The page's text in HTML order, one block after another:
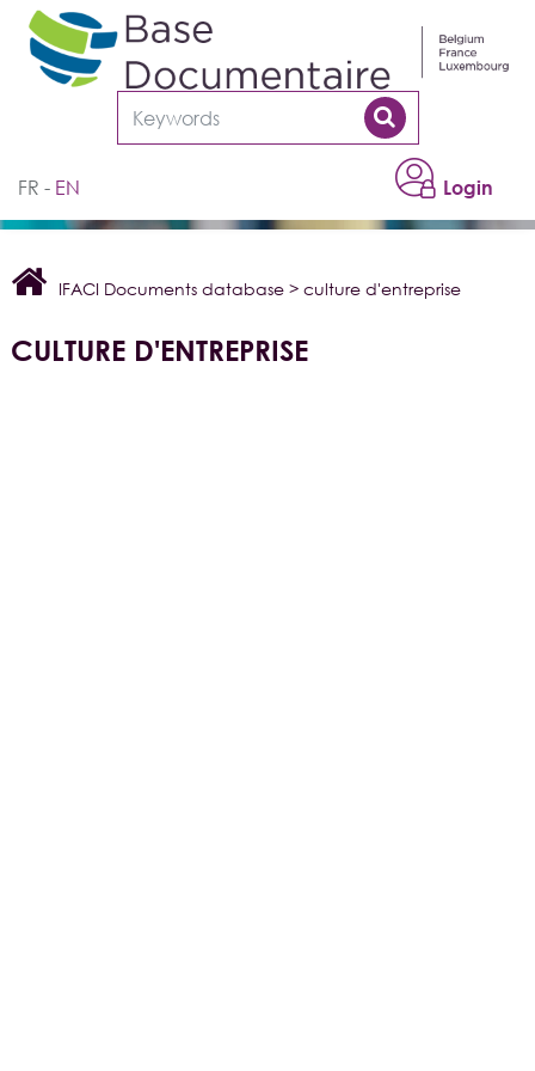
Login
FR EN
IFACI Documents database > culture d'entreprise
CULTURE D'ENTREPRISE
Cookies management panel